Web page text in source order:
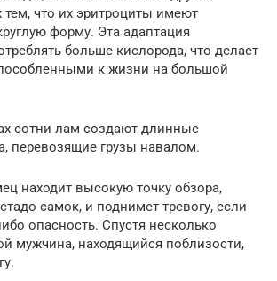
что их эритроциты имеют
форму. Эта адаптация
больше кислорода, что делает
к жизни на большой
сотни лам создают длинные
перевозящие грузы навалом.
находит высокую точку обзора,
самок, и поднимет тревогу, если
опасность. Спустя несколько
мужчина, находящийся поблизости,